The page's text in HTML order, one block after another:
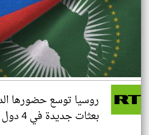
روسيا توسع حضورها
بعثات جديدة في 4 دول أفريقية